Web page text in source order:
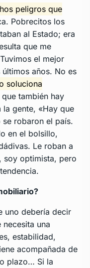
peligros que
Pobrecitos los
al Estado; era
que me
el mejor
años. No es
soluciona
también hay
gente, «Hay que
robaron el país.
en el bolsillo,
Le roban a
soy optimista, pero
uno debería decir
una
estabilidad,
acompañada de
plazo… Si la